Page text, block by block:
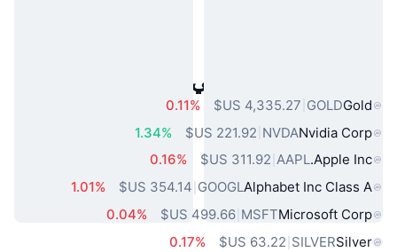
أصول العالم الحقيقي الشائعة
Gold
GOLD
0.11%
Nvidia Corp
NVDA
1.34%
Apple Inc.
AAPL
0.16%
Alphabet Inc Class A
GOOGL
1.01%
Microsoft Corp
MSFT
‏499.66 US$
0.04%
Silver
SILVER
0.17%